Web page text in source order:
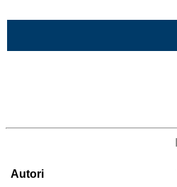
Autori